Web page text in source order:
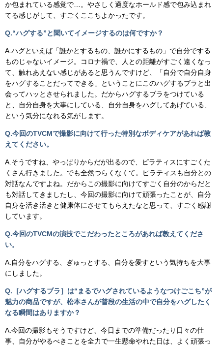
か包まれている感覚で…。やさしく適度なホールド感で包み込まれ
てる感じがして、すごくここちよかったです。
Q.“ハグする”と聞いてイメージするのは何ですか？
A.ハグといえば「誰かとするもの、誰かにするもの」で自分でする
ものじゃないイメージ。コロナ禍で、人との距離がすごく遠くなっ
て、触れあえない感じがあると思うんですけど、「自分で自分自身
をハグすることだってできる」ということにこのハグするブラと出
会ってハッとさせられました。だからハグするブラをつけている
と、自分自身を大事にしている、自分自身をハグしてあげている、
という気分になれる気がします。
Q.今回のTVCMで撮影に向けて行った特別なボディケアがあれば教
えてください。
A.そうですね、やっぱりからだが出るので、ピラティスにすごくた
くさん行きました。でも全然つらくなくて。ピラティスも自分との
対話なんですよね。だからこの撮影に向けてすごく自分のからだと
も対話してきましたし、今回の撮影に向けて頑張ったことが、自分
自身を活き活きと健康体にさせてもらえたなと思って、すごく感謝
しています。
Q.今回のTVCMの演技でこだわったところがあれば教えてくださ
い。
A.自分をハグする、ぎゅっとする、自分を愛すという気持ちを大事
にしました。
Q.［ハグするブラ］は“まるでハグされているようなつけごこち”が
魅力の商品ですが、松本さんが普段の生活の中で自分をハグしたく
なる瞬間はありますか？
A.今回の撮影もそうですけど、今日までの準備だったり日々の仕
事、自分がやるべきことを全力で一生懸命やれた日は、よく頑張っ